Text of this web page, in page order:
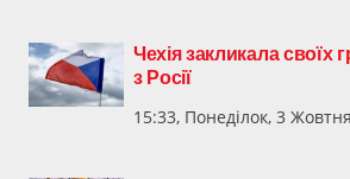
Чехія закликала своїх
з Росії
15:33, Понеділок, 3